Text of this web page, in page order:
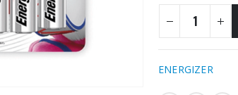
ENERGIZER